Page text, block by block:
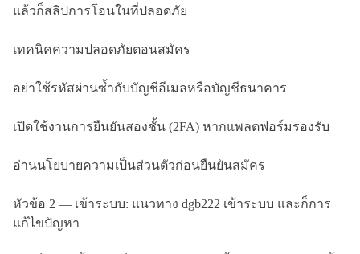
แล้วก็สลิปการโอนในที่ปลอดภัย
เทคนิคความปลอดภัยตอนสมัคร
อย่าใช้รหัสผ่านซ้ำกับบัญชีอีเมลหรือบัญชีธนาคาร
เปิดใช้งานการยืนยันสองชั้น (2FA) หากแพลตฟอร์มรองรับ
อ่านนโยบายความเป็นส่วนตัวก่อนยืนยันสมัคร
หัวข้อ 2 — เข้าระบบ: แนวทาง dgb222 เข้าระบบ และก็การ
แก้ไขปัญหา